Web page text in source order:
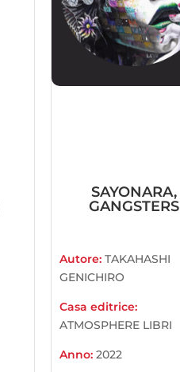
SAYONARA,
GANGSTERS
Autore:TAKAHASHI
GENICHIRO
Casa editrice:
ATMOSPHERE LIBRI
Anno:2022